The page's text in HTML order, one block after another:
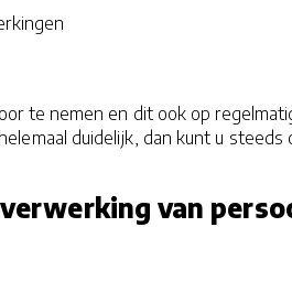
te nemen en dit ook op
duidelijk, dan kunt u
van